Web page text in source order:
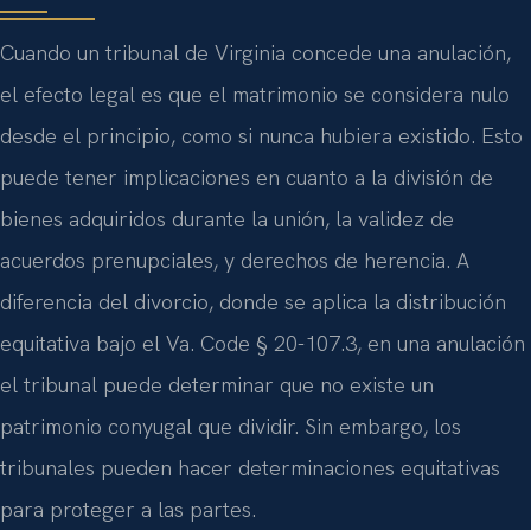
Cuando un tribunal de Virginia concede una anulación,
el efecto legal es que el matrimonio se considera nulo
desde el principio, como si nunca hubiera existido. Esto
puede tener implicaciones en cuanto a la división de
bienes adquiridos durante la unión, la validez de
acuerdos prenupciales, y derechos de herencia. A
diferencia del divorcio, donde se aplica la distribución
equitativa bajo el Va. Code § 20-107.3, en una anulación
el tribunal puede determinar que no existe un
patrimonio conyugal que dividir. Sin embargo, los
tribunales pueden hacer determinaciones equitativas
para proteger a las partes.